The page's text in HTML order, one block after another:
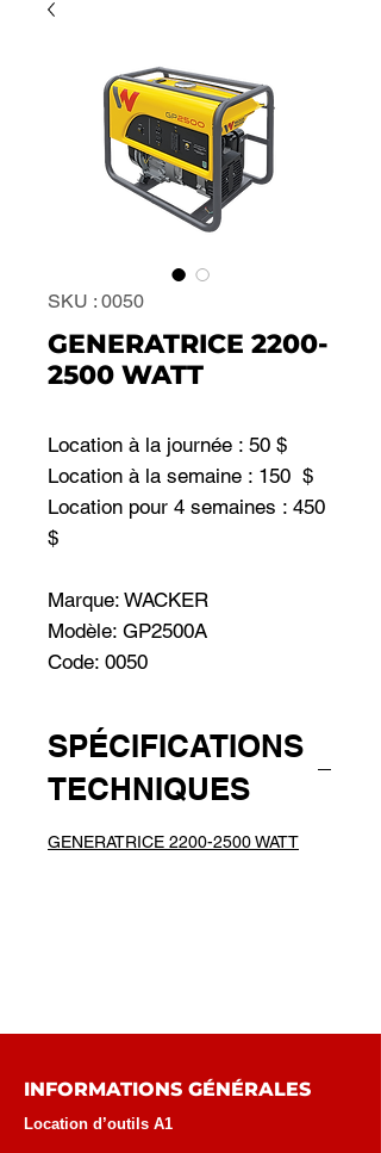
SKU : 0050
GENERATRICE 2200-
2500 WATT
Location à la journée : 50 $
Location à la semaine : 150 $
Location pour 4 semaines : 450
$
Marque: WACKER
Modèle: GP2500A
Code: 0050
SPÉCIFICATIONS
TECHNIQUES
GENERATRICE 2200-2500 WATT
INFORMATIONS GÉNÉRALES
Location d’outils A1